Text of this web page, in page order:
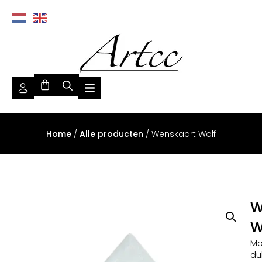
Home / Alle producten / Wenskaart Wolf